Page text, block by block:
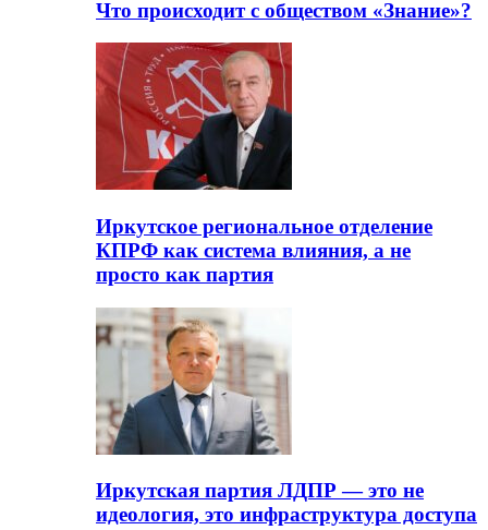
Что происходит с обществом «Знание»?
Иркутское региональное отделение
КПРФ как система влияния, а не
просто как партия
Иркутская партия ЛДПР — это не
идеология, это инфраструктура доступа